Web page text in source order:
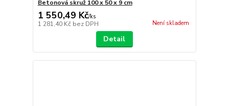
Betonová skruž 100 x 50 x 9 cm
1 550,49 Kč/ks
1 281,40 Kč bez DPH Není skladem
Detail